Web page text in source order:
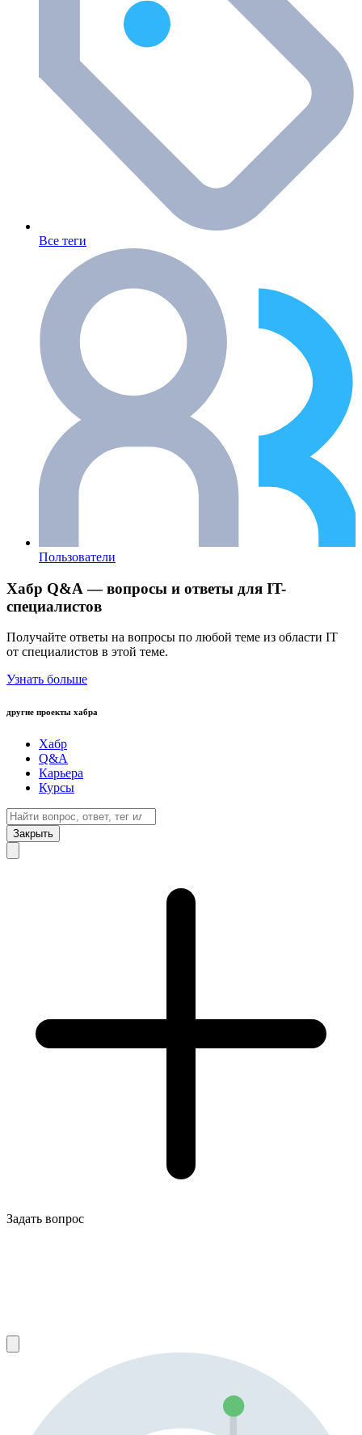
Все теги
Пользователи
Хабр Q&A — вопросы и ответы для IT-
специалистов
Получайте ответы на вопросы по любой теме из области IT
от специалистов в этой теме.
Узнать больше
другие проекты хабра
Хабр
Q&A
Карьера
Курсы
Закрыть
Задать вопрос